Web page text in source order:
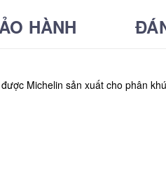
HÀNH
Michelin sản xuất cho phân